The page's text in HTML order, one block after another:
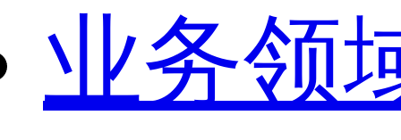
业务领